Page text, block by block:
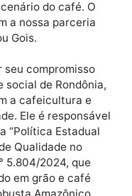
senhor Altivo,
grande vencedora
a alegria
“Parabéns
Berdes, da marca Al
2024. Essa
de quem
cenário do café. O
a nossa parceria
Gois.